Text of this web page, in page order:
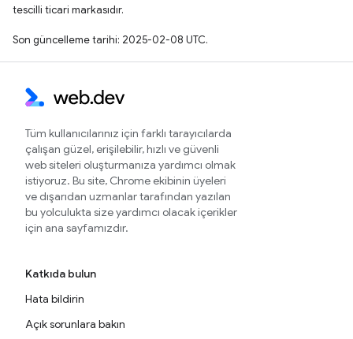
tescilli ticari markasıdır.
Son güncelleme tarihi: 2025-02-08 UTC.
Tüm kullanıcılarınız için farklı tarayıcılarda
çalışan güzel, erişilebilir, hızlı ve güvenli
web siteleri oluşturmanıza yardımcı olmak
istiyoruz. Bu site, Chrome ekibinin üyeleri
ve dışarıdan uzmanlar tarafından yazılan
bu yolculukta size yardımcı olacak içerikler
için ana sayfamızdır.
Katkıda bulun
Hata bildirin
Açık sorunlara bakın